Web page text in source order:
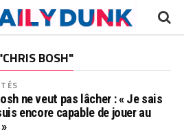
BOSH"
ne veut pas lâcher : « Je sais
encore capable de jouer au